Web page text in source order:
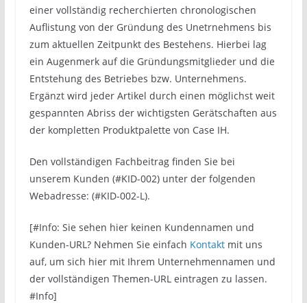
einer vollständig recherchierten chronologischen
Auflistung von der Gründung des Unetrnehmens bis
zum aktuellen Zeitpunkt des Bestehens. Hierbei lag
ein Augenmerk auf die Gründungsmitglieder und die
Entstehung des Betriebes bzw. Unternehmens.
Ergänzt wird jeder Artikel durch einen möglichst weit
gespannten Abriss der wichtigsten Gerätschaften aus
der kompletten Produktpalette von Case IH.
Den vollständigen Fachbeitrag finden Sie bei
unserem Kunden (#KID-002) unter der folgenden
Webadresse: (#KID-002-L).
[#Info: Sie sehen hier keinen Kundennamen und
Kunden-URL? Nehmen Sie einfach Kontaktmit uns
auf, um sich hier mit Ihrem Unternehmennamen und
der vollständigen Themen-URL eintragen zu lassen.
#Info]